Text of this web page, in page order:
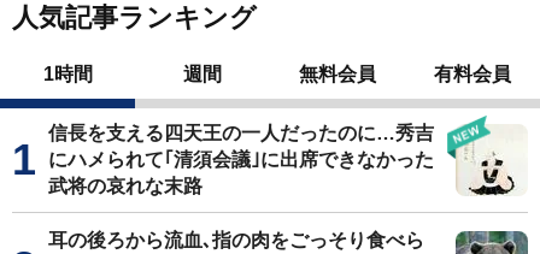
人気記事ランキング
1時間 週間 無料会員 有料会員
信長を支える四天王の一人だったのに…秀吉
にハメられて｢清須会議｣に出席できなかった
武将の哀れな末路
耳の後ろから流血､指の肉をごっそり食べら